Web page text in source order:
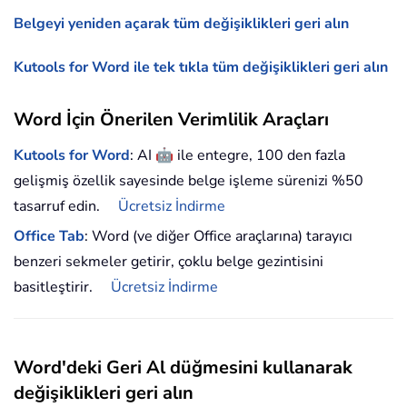
Belgeyi yeniden açarak tüm değişiklikleri geri alın
Kutools for Word ile tek tıkla tüm değişiklikleri geri alın
Word İçin Önerilen Verimlilik Araçları
Kutools for Word: AI 🤖 ile entegre, 100 den fazla
gelişmiş özellik sayesinde belge işleme sürenizi %50
tasarruf edin.
Ücretsiz İndirme
Office Tab: Word (ve diğer Office araçlarına) tarayıcı
benzeri sekmeler getirir, çoklu belge gezintisini
basitleştirir.
Ücretsiz İndirme
Word'deki Geri Al düğmesini kullanarak
değişiklikleri geri alın